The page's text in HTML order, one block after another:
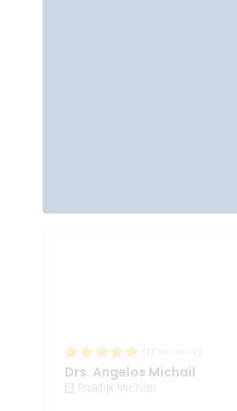
Drs. Angelos Michail
Praktijk Michail